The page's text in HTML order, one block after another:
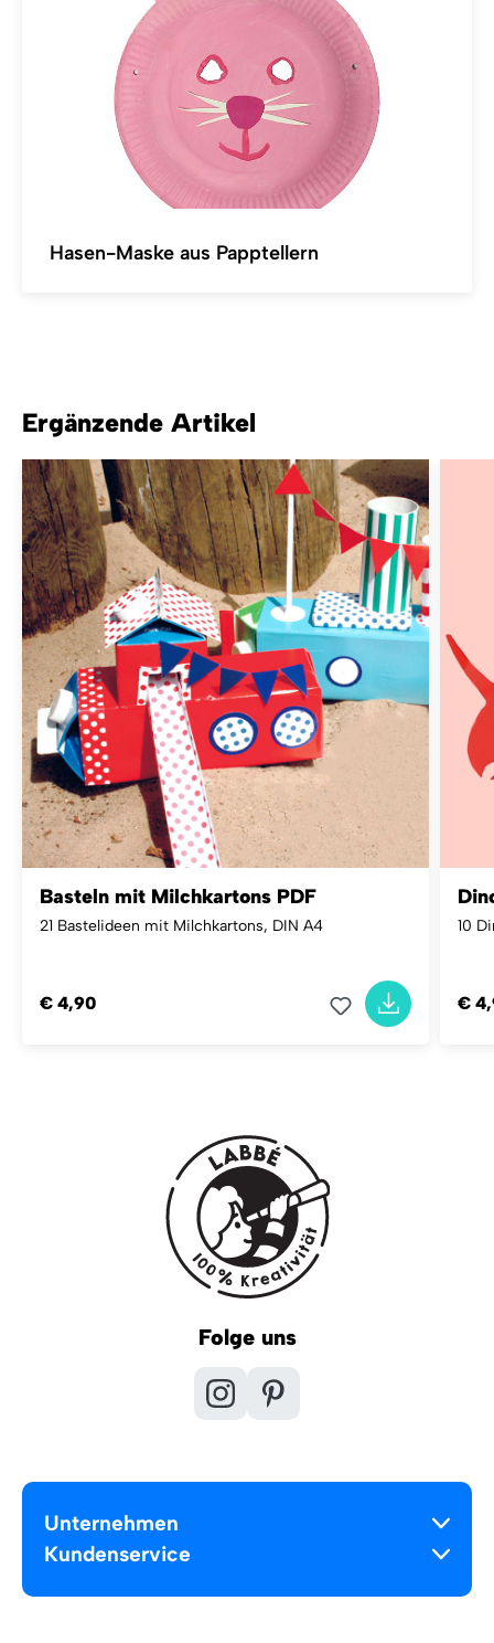
Hasen-Maske aus Papptellern
Ergänzende Artikel
Basteln mit Milchkartons PDF
21 Bastelideen mit Milchkartons, DIN A4
€ 4,90
10
€
Folge uns
Unternehmen
Kundenservice